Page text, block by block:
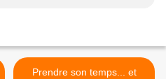
Prendre son temps... et